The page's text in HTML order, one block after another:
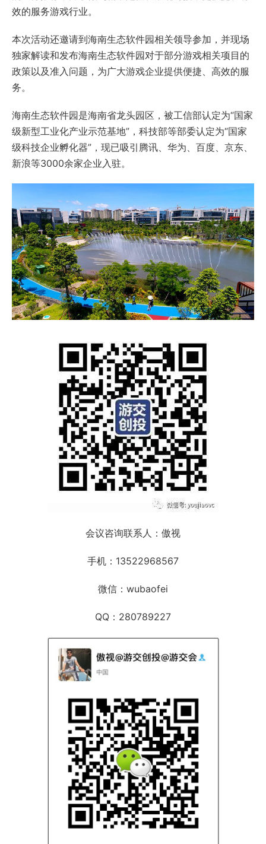
效的服务游戏行业。
本次活动还邀请到海南生态软件园相关领导参加，并现场
独家解读和发布海南生态软件园对于部分游戏相关项目的
政策以及准入问题，为广大游戏企业提供便捷、高效的服
务。
海南生态软件园是海南省龙头园区，被工信部认定为“国家
级新型工业化产业示范基地”，科技部等部委认定为“国家
级科技企业孵化器”，现已吸引腾讯、华为、百度、京东、
新浪等3000余家企业入驻。
会议咨询联系人：傲视
手机：13522968567
微信：wubaofei
QQ：280789227